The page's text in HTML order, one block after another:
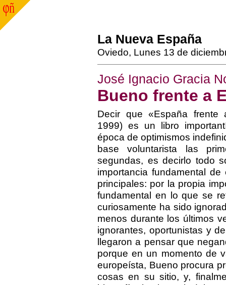
La Nueva España
Oviedo, Lunes 13 de
José Ignacio Gracia
Bueno frente a
Decir que «España frente
1999) es un libro
época de optimismos
base voluntarista las
segundas, es decirlo todo
importancia fundamental
principales: por la propia
fundamental en lo que se
curiosamente ha sido
menos durante los últimos
ignorantes, oportunistas y
llegaron a pensar que
porque en un momento de
europeísta, Bueno procura
cosas en su sitio, y,